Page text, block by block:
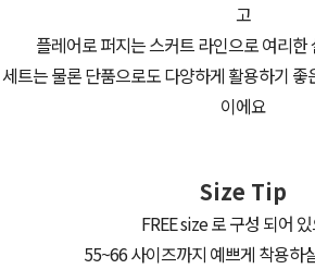
고
플레어로 퍼지는 스커트 라인으로 여리
세트는 물론 단품으로도 다양하게 활용하기
이에요
Size Tip
FREE size 로 구성 되어
55~66 사이즈까지 예쁘게 착용하